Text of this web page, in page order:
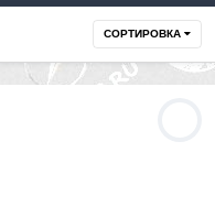
СОРТИРОВКА